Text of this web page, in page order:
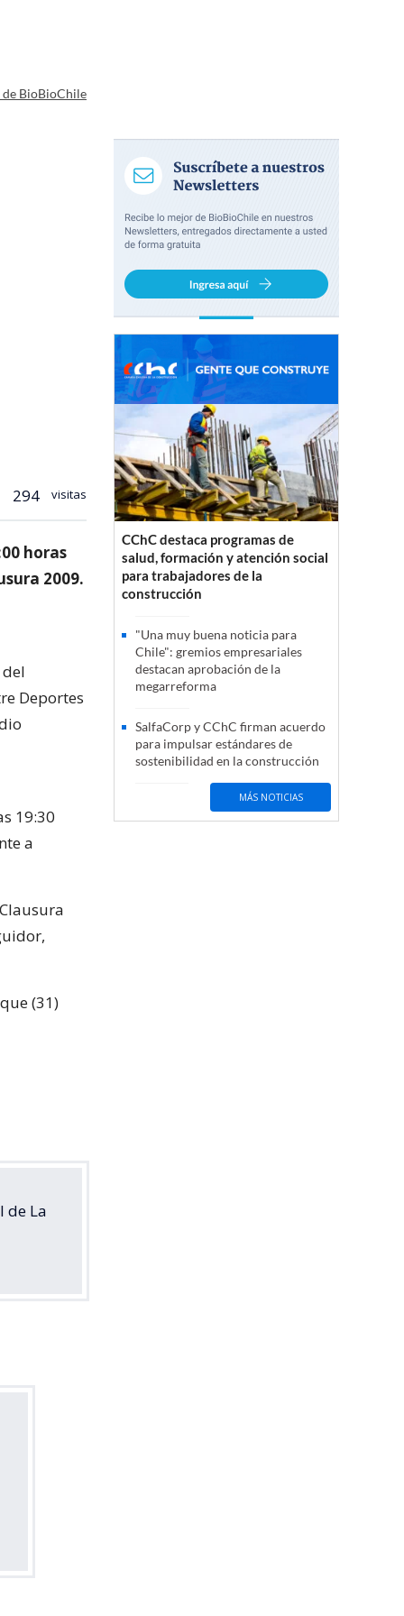
de BioBioChile
294 visitas
horas
2009.
Deportes
19:30
a
(31)
de La
CChC destaca programas de
salud, formación y atención social
para trabajadores de la
construcción
"Una muy buena noticia para
Chile": gremios empresariales
destacan aprobación de la
megarreforma
SalfaCorp y CChC firman acuerdo
para impulsar estándares de
sostenibilidad en la construcción
MÁS NOTICIAS